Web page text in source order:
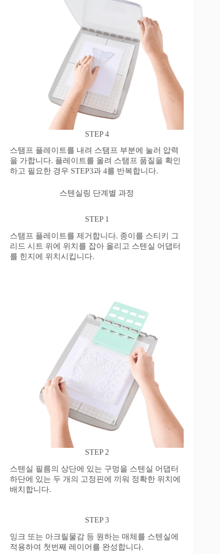
STEP 4
스탬프 플레이트를 내려 스탬프 부분에 눌러 압력
을 가합니다. 플레이트를 올려 스탬프 품질을 확인
하고 필요한 경우 STEP3과 4를 반복합니다.
스텐실링 단계별 과정
STEP 1
스탬프 플레이트를 제거합니다. 종이를 스티키 그
리드 시트 위에 위치를 잡아 올리고 스텐실 어댑터
를 힌지에 위치시킵니다.
STEP 2
스텐실 필름의 상단에 있는 구멍을 스텐실 어댑터
하단에 있는 두 개의 고정핀에 끼워 정확한 위치에
배치합니다.
STEP 3
잉크 또는 아크릴물감 등 원하는 매체를 스텐실에
적용하여 첫번째 레이어를 완성합니다.